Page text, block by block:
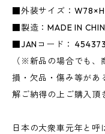
■外装サイズ：
■製造：MADE IN
■JANコード：
（※新品の場合でも、
損・欠品・傷み等があ
解ご納得の上ご購入頂
日本の大衆車元年と